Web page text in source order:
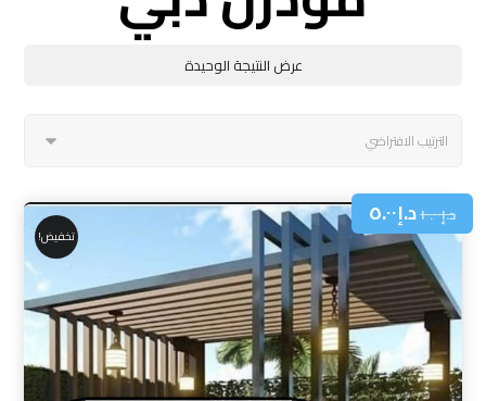
عرض النتيجة الوحيدة
د.إ١٠.٠٠د.إ٥.٠٠
تخفيض!